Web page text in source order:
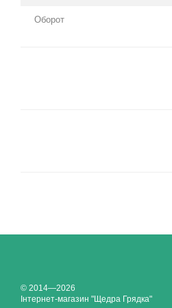
Оборот
© 2014—2026
Інтернет-магазин "Щедра Грядка"